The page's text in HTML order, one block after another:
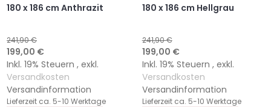
180 x 186 cm Anthrazit
241,90 €
Sonderangebot
199,00 €
Inkl. 19% Steuern , exkl.
Versandkosten
Versandinformation
Lieferzeit ca. 5-10 Werktage
180 x 186 cm Hellgrau
241,90 €
Sonderangebot
199,00 €
Inkl. 19% Steuern , exkl.
Versandkosten
Versandinformation
Lieferzeit ca. 5-10 Werktage